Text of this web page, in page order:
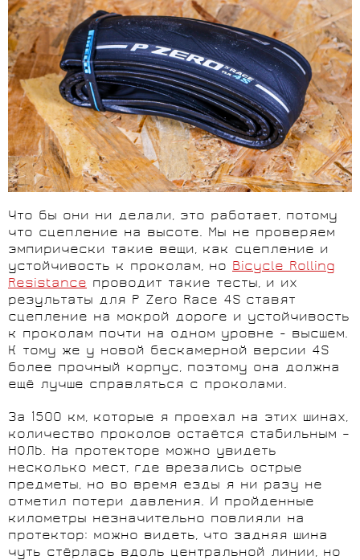
Что бы они ни делали, это работает, потому
что сцепление на высоте. Мы не проверяем
эмпирически такие вещи, как сцепление и
устойчивость к проколам, но Bicycle Rolling
Resistance проводит такие тесты, и их
результаты для P Zero Race 4S ставят
сцепление на мокрой дороге и устойчивость
к проколам почти на одном уровне - высшем.
К тому же у новой бескамерной версии 4S
более прочный корпус, поэтому она должна
ещё лучше справляться с проколами.
За 1500 км, которые я проехал на этих шинах,
количество проколов остаётся стабильным –
НОЛЬ. На протекторе можно увидеть
несколько мест, где врезались острые
предметы, но во время езды я ни разу не
отметил потери давления. И пройденные
километры незначительно повлияли на
протектор: можно видеть, что задняя шина
чуть стёрлась вдоль центральной линии, но